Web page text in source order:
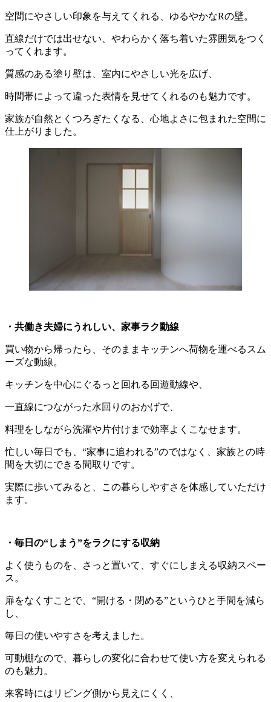
空間にやさしい印象を与えてくれる、ゆるやかなRの壁。
直線だけでは出せない、やわらかく落ち着いた雰囲気をつく
ってくれます。
質感のある塗り壁は、室内にやさしい光を広げ、
時間帯によって違った表情を見せてくれるのも魅力です。
家族が自然とくつろぎたくなる、心地よさに包まれた空間に
仕上がりました。
・共働き夫婦にうれしい、家事ラク動線
買い物から帰ったら、そのままキッチンへ荷物を運べるスム
ーズな動線。
キッチンを中心にぐるっと回れる回遊動線や、
一直線につながった水回りのおかげで、
料理をしながら洗濯や片付けまで効率よくこなせます。
忙しい毎日でも、“家事に追われる”のではなく、家族との時
間を大切にできる間取りです。
実際に歩いてみると、この暮らしやすさを体感していただけ
ます。
・毎日の“しまう”をラクにする収納
よく使うものを、さっと置いて、すぐにしまえる収納スペー
ス。
扉をなくすことで、“開ける・閉める”というひと手間を減ら
し、
毎日の使いやすさを考えました。
可動棚なので、暮らしの変化に合わせて使い方を変えられる
のも魅力。
来客時にはリビング側から見えにくく、